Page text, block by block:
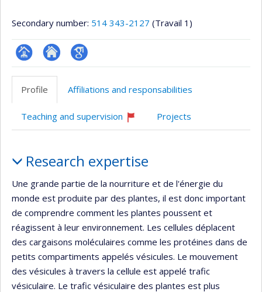
Secondary number: 514 343-2127 (Travail 1)
Page
professionnelle
Site
l’unité
de
Google
Scholar
Profile Affiliations and responsabilities
Teaching and supervision
Currently
Projects
Research expertise
Une grande partie de la nourriture et de l'énergie du
monde est produite par des plantes, il est donc important
de comprendre comment les plantes poussent et
réagissent à leur environnement. Les cellules déplacent
des cargaisons moléculaires comme les protéines dans de
petits compartiments appelés vésicules. Le mouvement
des vésicules à travers la cellule est appelé trafic
vésiculaire. Le trafic vésiculaire des plantes est plus